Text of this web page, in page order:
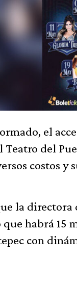
el
Teatro del
costos y
la
habrá 15
con